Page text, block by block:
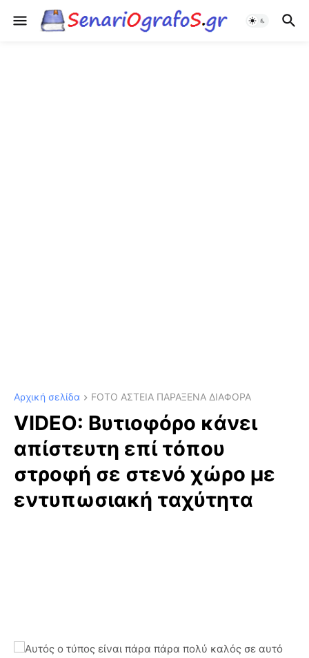
Αρχική σελίδα FOTO ΑΣΤΕΙΑ ΠΑΡΑΞΕΝΑ ΔΙΑΦΟΡΑ
VIDEO: Βυτιοφόρο κάνει
απίστευτη επί τόπου
στροφή σε στενό χώρο με
εντυπωσιακή ταχύτητα
Αυτός ο τύπος είναι πάρα πάρα πολύ καλός σε αυτό